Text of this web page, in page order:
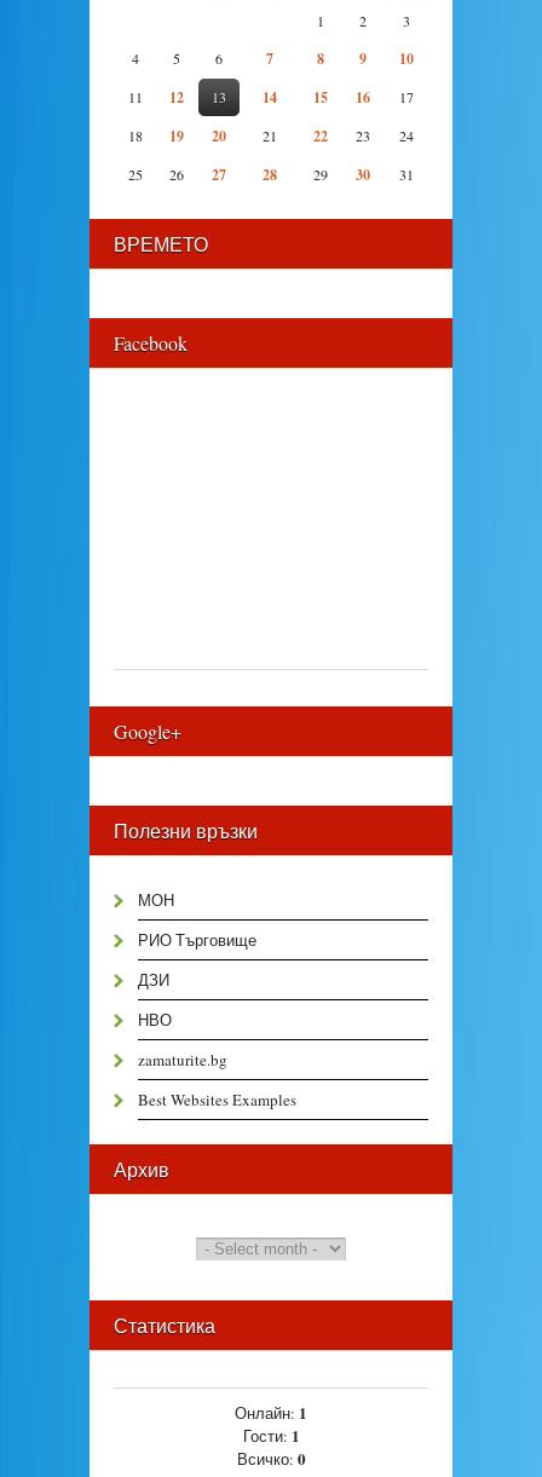
1 2
3
4
5 6 7 8 9 10
11 12 13 14 15 16
17
18
19 20 21 22 23
24
25
26 27 28 29 30 31
ВРЕМЕТО
Facebook
Google+
Полезни връзки
МОН
РИО Търговище
ДЗИ
НВО
zamaturite.bg
Best Websites Examples
Архив
Статистика
Онлайн: 1
Гости: 1
Всичко: 0